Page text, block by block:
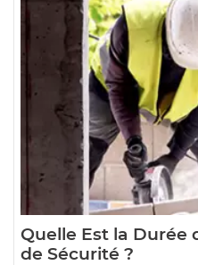
Quelle Est la Durée
de Sécurité ?